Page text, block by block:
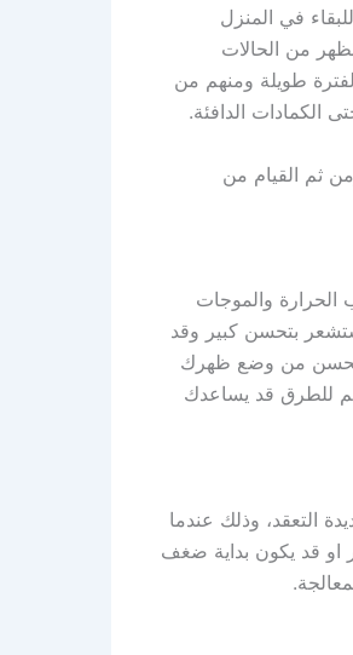
في المنزل
من الحالات
طويلة ومنهم من
الكمادات الدافئة.
ثم القيام من
الحرارة والموجات
بتحسن كبير وقد
ويحسن من وضع ظهرك
للطرق قد يساعدك
التعقد، وذلك عندما
او قد يكون بداية ضغف